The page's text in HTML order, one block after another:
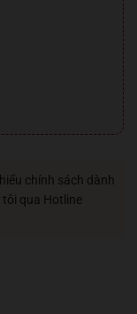
chính sách dành
tôi qua Hotline